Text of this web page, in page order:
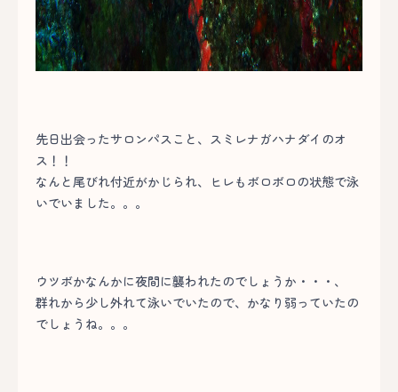
先日出会ったサロンパスこと、スミレナガハナダイのオ
ス！！
なんと尾びれ付近がかじられ、ヒレもボロボロの状態で泳
いでいました。。。
ウツボかなんかに夜間に襲われたのでしょうか・・・、
群れから少し外れて泳いでいたので、かなり弱っていたの
でしょうね。。。